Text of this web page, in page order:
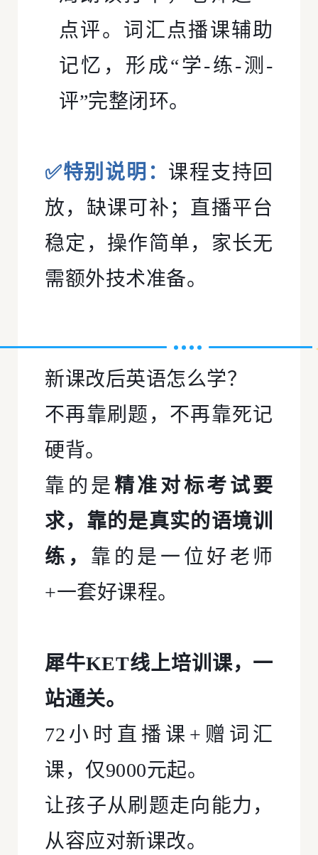
点评。词汇点播课辅助
记忆，形成“学-练-测-
评”完整闭环。
✅特别说明： 课程支持回
放，缺课可补；直播平台
稳定，操作简单，家长无
需额外技术准备。
新课改后英语怎么学？
不再靠刷题，不再靠死记
硬背。
靠的是精准对标考试要
求，靠的是真实的语境训
练， 靠的是一位好老师
+一套好课程。
犀牛KET线上培训课，一
站通关。
72小时直播课+赠词汇
课，仅9000元起。
让孩子从刷题走向能力，
从容应对新课改。